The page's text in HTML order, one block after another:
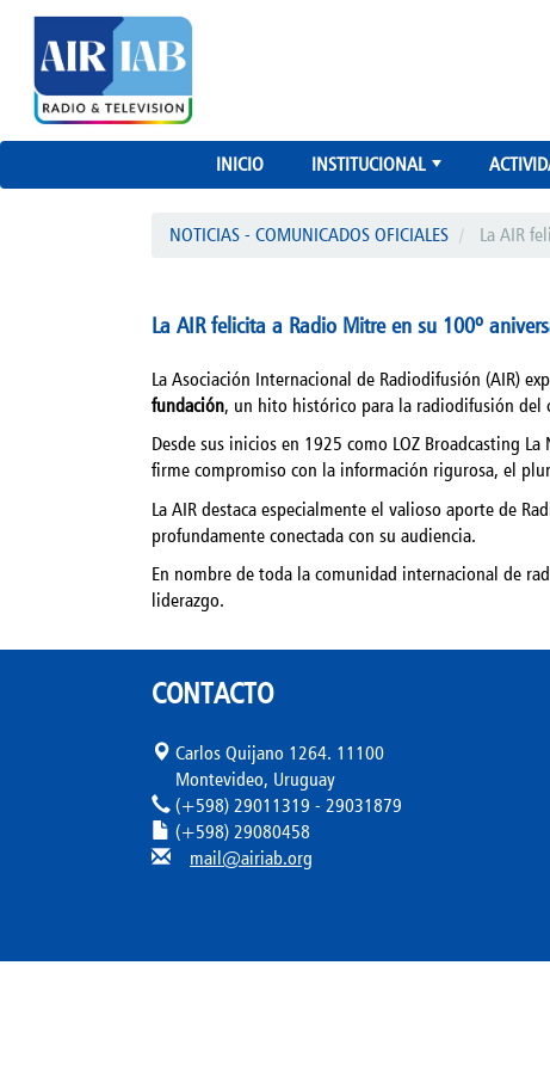
INICIO
+
INSTITUCIONAL
NOTICIAS - COMUNICADOS OFICIALES La AIR
La AIR felicita a Radio Mitre en su 100º
La Asociación Internacional de Radiodifusión (AIR)
fundación, un hito histórico para la radiodifusión del
Desde sus inicios en 1925 como LOZ Broadcasting
firme compromiso con la información rigurosa, el
La AIR destaca especialmente el valioso aporte de
profundamente conectada con su audiencia.
En nombre de toda la comunidad internacional de
liderazgo.
CONTACTO
Carlos Quijano 1264. 11100
Montevideo, Uruguay
(+598) 29011319 - 29031879
(+598) 29080458
mail@airiab.org